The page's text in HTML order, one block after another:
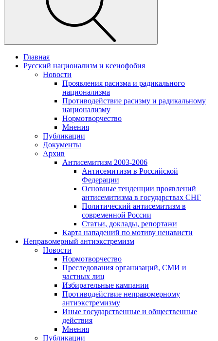
Главная
Русский национализм и ксенофобия
Новости
Проявления расизма и радикального
национализма
Противодействие расизму и радикальному
национализму
Нормотворчество
Мнения
Публикации
Документы
Архив
Антисемитизм 2003-2006
Антисемитизм в Российской
Федерации
Основные тенденции проявлений
антисемитизма в государствах СНГ
Политический антисемитизм в
современной России
Статьи, доклады, репортажи
Карта нападений по мотиву ненависти
Неправомерный антиэкстремизм
Новости
Нормотворчество
Преследования организаций, СМИ и
частных лиц
Избирательные кампании
Противодействие неправомерному
антиэкстремизму
Иные государственные и общественные
действия
Мнения
Публикации